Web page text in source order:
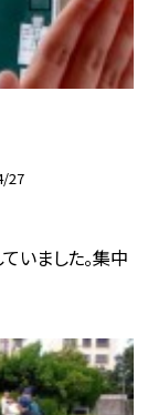
27
いました。集中